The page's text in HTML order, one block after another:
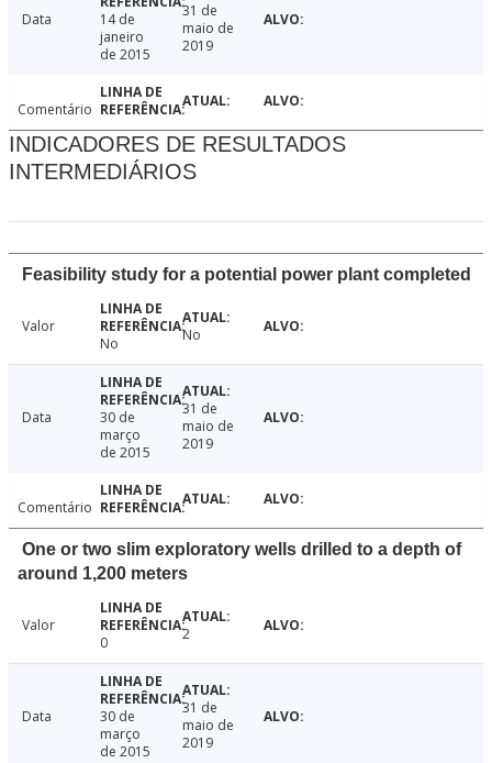
Data
14 de
janeiro
de 2015
31 de
maio de
2019
Comentário
INDICADORES DE RESULTADOS
INTERMEDIÁRIOS
Feasibility study for a potential power plant completed
Valor
No
No
Data
30 de
março
de 2015
31 de
maio de
2019
Comentário
One or two slim exploratory wells drilled to a depth of
around 1,200 meters
Valor
0
2
Data
30 de
março
de 2015
31 de
maio de
2019